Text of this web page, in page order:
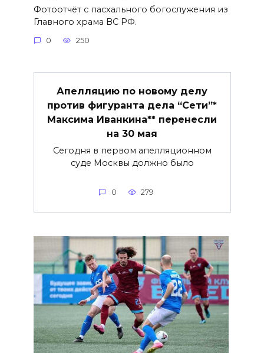
Фотоотчёт с пасхального богослужения из
Главного храма ВС РФ.
0 250
Апелляцию по новому делу
против фигуранта дела “Сети”*
Максима Иванкина** перенесли
на 30 мая
Сегодня в первом апелляционном
суде Москвы должно было
0 279